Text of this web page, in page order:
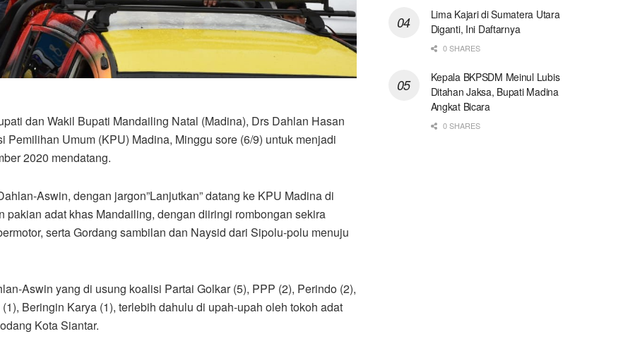
dan Wakil Bupati Mandailing Natal (Madina), Drs Dahlan Hasan
Umum (KPU) Madina, Minggu sore (6/9) untuk menjadi
2020 mendatang.
Aswin, dengan jargon”Lanjutkan” datang ke KPU Madina di
adat khas Mandailing, dengan diiringi rombongan sekira
serta Gordang sambilan dan Naysid dari Sipolu-polu menuju
Aswin yang di usung koalisi Partai Golkar (5), PPP (2), Perindo (2),
Beringin Karya (1), terlebih dahulu di upah-upah oleh tokoh adat
Kota Siantar.
Lima Kajari di Sumatera Utara
Diganti, Ini Daftarnya
0 SHARES
Kepala BKPSDM Meinul Lubis
Ditahan Jaksa, Bupati Madina
Angkat Bicara
0 SHARES